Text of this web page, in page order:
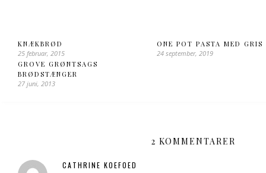
KNÆKBRØD
25 februar, 2015
ONE POT PASTA MED GRIS
24 september, 2019
GROVE GRØNTSAGS
BRØDSTÆNGER
27 juni, 2013
2 KOMMENTARER
CATHRINE KOEFOED